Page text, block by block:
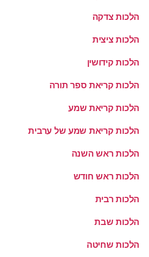
הלכות צדקה
הלכות ציצית
הלכות קידושין
הלכות קריאת ספר תורה
הלכות קריאת שמע
הלכות קריאת שמע של ערבית
הלכות ראש השנה
הלכות ראש חודש
הלכות רבית
הלכות שבת
הלכות שחיטה